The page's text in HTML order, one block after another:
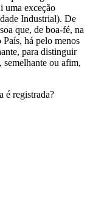
uma exceção
Industrial). De
que, de boa-fé, na
há pelo menos
para distinguir
ou afim,
é registrada?